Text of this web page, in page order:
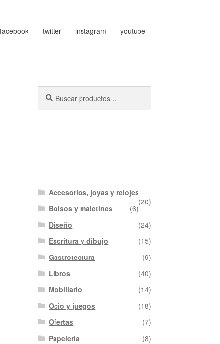
facebook twitter instagram youtube
por:
Accesorios, joyas y relojes
(20)
Bolsos y maletines
(6)
Diseño
(24)
Escritura y dibujo
(15)
Gastrotectura
(9)
Libros
(40)
Mobiliario
(14)
Ocio y juegos
(18)
Ofertas
(7)
Papelería
(8)